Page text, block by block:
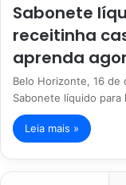
Sabonete
receitinha
aprenda
Belo Horizonte, 16 de
Sabonete líquido
Leia mais »